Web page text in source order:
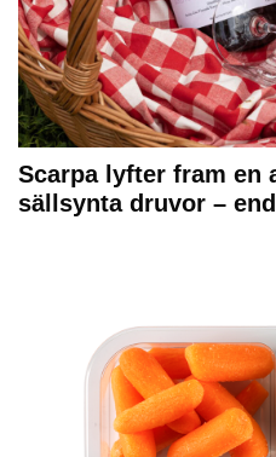
Scarpa lyfter fram en
sällsynta druvor –